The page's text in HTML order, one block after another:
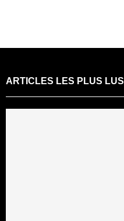
ARTICLES LES PLUS LUS